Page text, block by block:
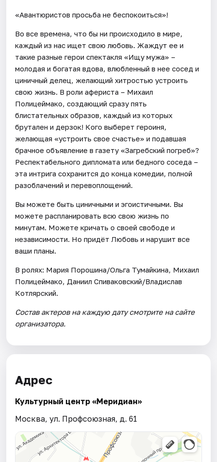
«Авантюристов просьба не беспокоиться»!
Во все времена, что бы ни происходило в мире,
каждый из нас ищет свою любовь. Жаждут ее и
такие разные герои спектакля «Ищу мужа» –
молодая и богатая вдова, влюбленный в нее сосед и
циничный делец, желающий хитростью устроить
свою жизнь. В роли афериста – Михаил
Полицеймако, создающий сразу пять
блистательных образов, каждый из которых
брутален и дерзок! Кого выберет героиня,
желающая «устроить свое счастье» и подавшая
брачное объявление в газету «Загребский погреб»?
Респектабельного дипломата или бедного соседа –
эта интрига сохранится до конца комедии, полной
разоблачений и перевоплощений.
Вы можете быть циничными и эгоистичными. Вы
можете распланировать всю свою жизнь по
минутам. Можете кричать о своей свободе и
независимости. Но придёт Любовь и нарушит все
ваши планы.
В ролях: Мария Порошина/Ольга Тумайкина, Михаил
Полицеймако, Даниил Спиваковский/Владислав
Котлярский.
Состав актеров на каждую дату смотрите на сайте
организатора.
Адрес
Культурный центр «Меридиан»
Москва, ул. Профсоюзная, д. 61